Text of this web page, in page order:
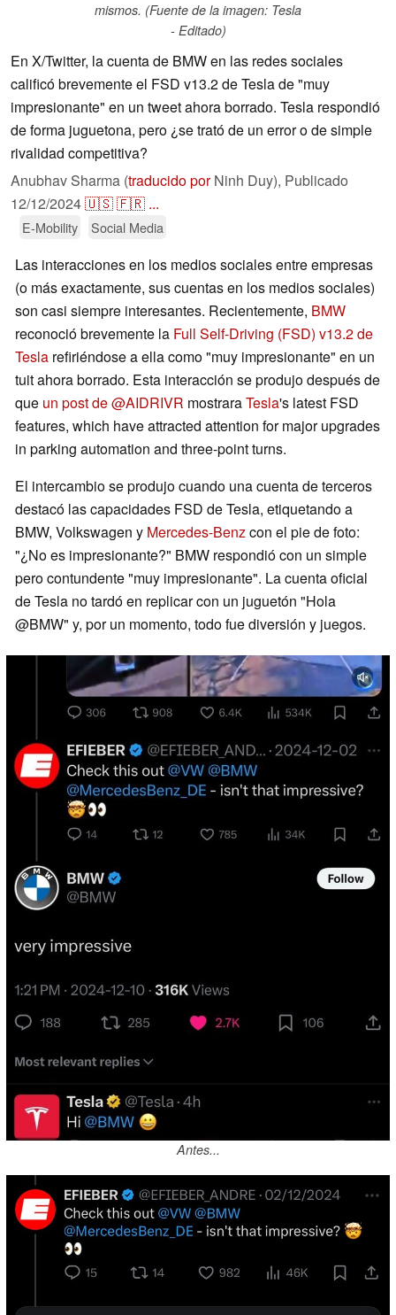
mismos. (Fuente de la imagen: Tesla
- Editado)
En X/Twitter, la cuenta de BMW en las redes sociales
calificó brevemente el FSD v13.2 de Tesla de "muy
impresionante" en un tweet ahora borrado. Tesla respondió
de forma juguetona, pero ¿se trató de un error o de simple
rivalidad competitiva?
Anubhav Sharma (traducido porNinh Duy), Publicado
12/12/2024🇺🇸🇫🇷 ...
E-Mobility Social Media
Las interacciones en los medios sociales entre empresas
(o más exactamente, sus cuentas en los medios sociales)
son casi siempre interesantes. Recientemente, BMW
reconoció brevemente la Full Self-Driving (FSD) v13.2 de
Tesla refiriéndose a ella como "muy impresionante" en un
tuit ahora borrado. Esta interacción se produjo después de
que un post de @AIDRIVR mostraraTesla's latest FSD
features, which have attracted attention for major upgrades
in parking automation and three-point turns.
El intercambio se produjo cuando una cuenta de terceros
destacó las capacidades FSD de Tesla, etiquetando a
BMW, Volkswagen y Mercedes-Benzcon el pie de foto:
"¿No es impresionante?" BMW respondió con un simple
pero contundente "muy impresionante". La cuenta oficial
de Tesla no tardó en replicar con un juguetón "Hola
@BMW" y, por un momento, todo fue diversión y juegos.
Antes...